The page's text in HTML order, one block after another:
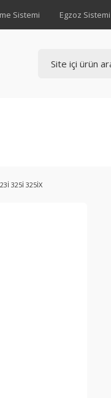
Sistemi Egzoz Sistemi
325İ 325İX